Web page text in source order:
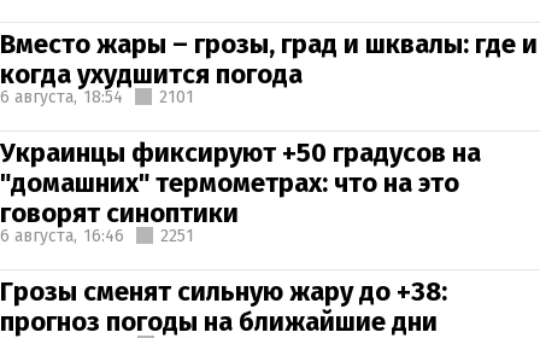
Вместо жары – грозы, град и шквалы: где и
когда ухудшится погода
6 августа, 18:54 2101
Украинцы фиксируют +50 градусов на
"домашних" термометрах: что на это
говорят синоптики
6 августа, 16:46 2251
Грозы сменят сильную жару до +38:
прогноз погоды на ближайшие дни